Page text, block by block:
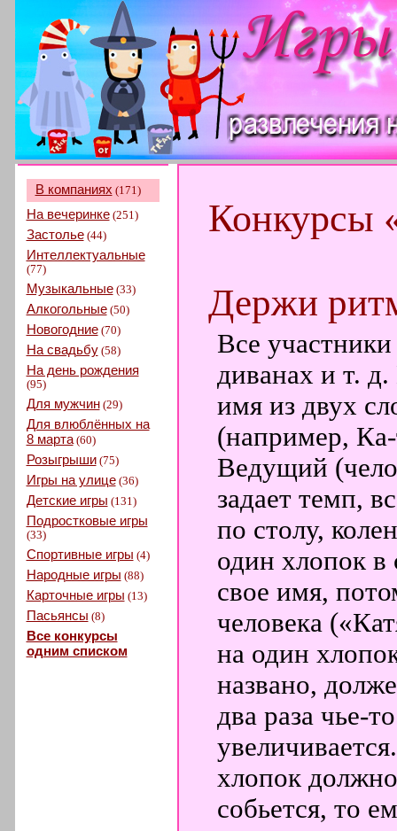
В компаниях (171)
На вечеринке(251)
Застолье(44)
Интеллектуальные
(77)
Музыкальные(33)
Алкогольные(50)
Новогодние(70)
На свадьбу(58)
На день рождения
(95)
Для мужчин(29)
Для влюблённых на
8 марта(60)
Розыгрыши(75)
Игры на улице(36)
Детские игры (131)
Подростковые игры
(33)
Спортивные игры (4)
Народные игры (88)
Карточные игры (13)
Пасьянсы (8)
Все конкурсы
одним списком
Конкурсы
Держи
Все
диванах и т.
имя из двух
(например,
Ведущий
задает темп,
по столу,
один хлопок в
свое имя,
человека
на один
названо,
два раза чье-
хлопок
собьется, то